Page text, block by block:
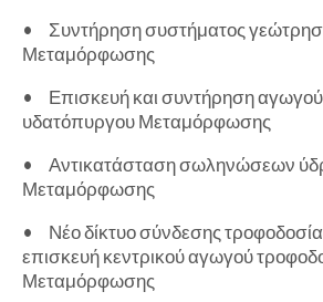
•
Συντήρηση συστήματος
Μεταμόρφωσης
•
Επισκευή και συντήρηση
υδατόπυργου Μεταμόρφωσης
•
Αντικατάσταση σωληνώσεων
Μεταμόρφωσης
•
Νέο δίκτυο σύνδεσης
επισκευή κεντρικού αγωγού
Μεταμόρφωσης